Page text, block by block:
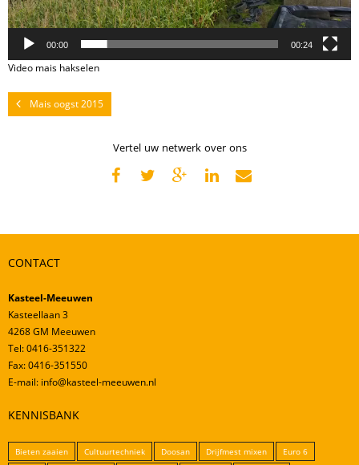
Mestverwerking
00:00 00:24
Video mais hakselen
Mais oogst 2015
Vertel uw netwerk over ons
CONTACT
Kasteel-Meeuwen
Kasteellaan 3
4268 GM Meeuwen
Tel: 0416-351322
Fax: 0416-351550
E-mail: info@kasteel-meeuwen.nl
KENNISBANK
Bieten zaaien Cultuurtechniek Doosan Drijfmest mixen
Euro 6